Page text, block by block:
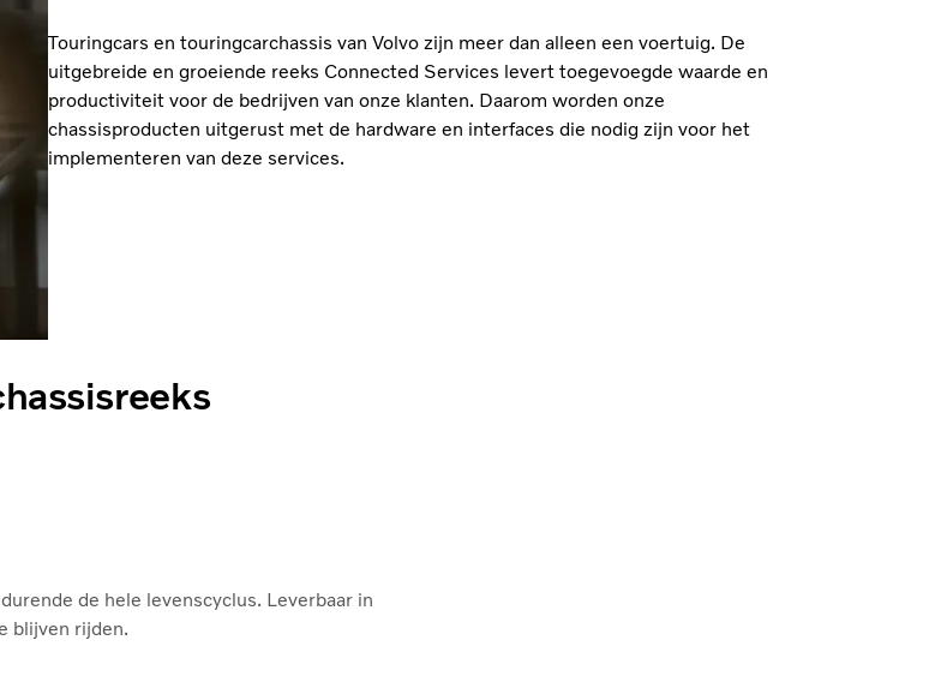
Touringcars en touringcarchassis van Volvo zijn meer dan alleen een voertuig. De
uitgebreide en groeiende reeks Connected Services levert toegevoegde waarde en
productiviteit voor de bedrijven van onze klanten. Daarom worden onze
chassisproducten uitgerust met de hardware en interfaces die nodig zijn voor het
implementeren van deze services.
de hele levenscyclus. Leverbaar in
blijven rijden.